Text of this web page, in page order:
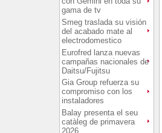
gama de tv
Smeg traslada su visión
del acabado mate al
electrodomestico
Eurofred lanza nuevas
campañas nacionales de
Daitsu/Fujitsu
Gia Group refuerza su
compromiso con los
instaladores
Balay presenta el seu
catàleg de primavera
2026